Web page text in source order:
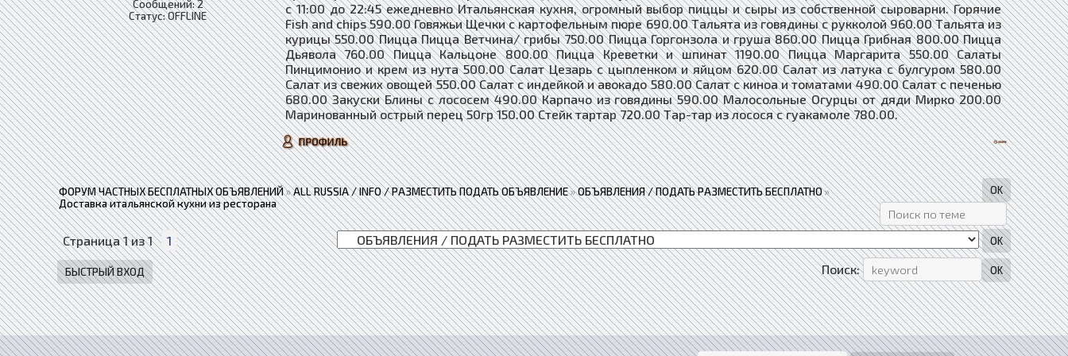
Сообщений:2
Статус:OFFLINE
с 11:00 до 22:45 ежедневно Итальянская кухня, огромный выбор пиццы и сыры из собственной сыроварни. Горячие
Fish and chips 590.00 Говяжьи Щечки с картофельным пюре 690.00 Тальята из говядины с рукколой 960.00 Тальята из
курицы 550.00 Пицца Пицца Ветчина/ грибы 750.00 Пицца Горгонзола и груша 860.00 Пицца Грибная 800.00 Пицца
Дьявола 760.00 Пицца Кальцоне 800.00 Пицца Креветки и шпинат 1190.00 Пицца Маргарита 550.00 Салаты
Пинцимонио и крем из нута 500.00 Салат Цезарь с цыпленком и яйцом 620.00 Салат из латука с булгуром 580.00
Салат из свежих овощей 550.00 Салат с индейкой и авокадо 580.00 Салат с киноа и томатами 490.00 Салат с печенью
680.00 Закуски Блины с лососем 490.00 Карпачо из говядины 590.00 Малосольные Огурцы от дяди Мирко 200.00
Маринованный острый перец 50гр 150.00 Стейк тартар 720.00 Тар-тар из лосося с гуакамоле 780.00.
ФОРУМ ЧАСТНЫХ БЕСПЛАТНЫХ ОБЪЯВЛЕНИЙ»ALL RUSSIA / INFO / РАЗМЕСТИТЬ ПОДАТЬ ОБЪЯВЛЕНИЕ»ОБЪЯВЛЕНИЯ / ПОДАТЬ РАЗМЕСТИТЬ БЕСПЛАТНО»
Доставка итальянской кухни из ресторана
Страница1из1
1
Поиск: